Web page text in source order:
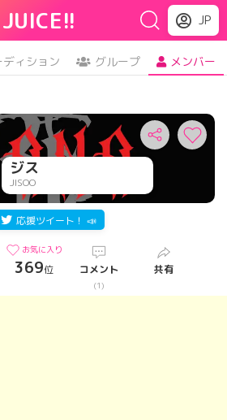
JP
ディション グループ
メンバー
ジス
JISOO
応援ツイート！ 📣
お気に入り
369位 コメント
(1)
共有